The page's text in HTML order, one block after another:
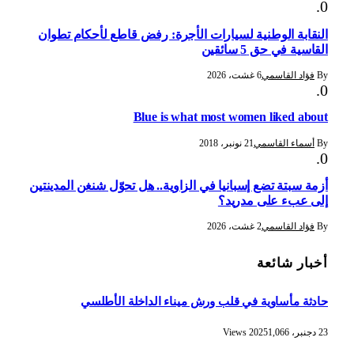
النقابة الوطنية لسيارات الأجرة: رفض قاطع لأحكام تطوان
القاسية في حق 5 سائقين
By فؤاد القاسمي6 غشت، 2026
Blue is what most women liked about
By أسماء القاسمي21 نونبر، 2018
أزمة سبتة تضع إسبانيا في الزاوية.. هل تحوّل شنغن المدينتين
إلى عبء على مدريد؟
By فؤاد القاسمي2 غشت، 2026
أخبار شائعة
حادثة مأساوية في قلب ورش ميناء الداخلة الأطلسي
23 دجنبر، 2025 1,066
Views